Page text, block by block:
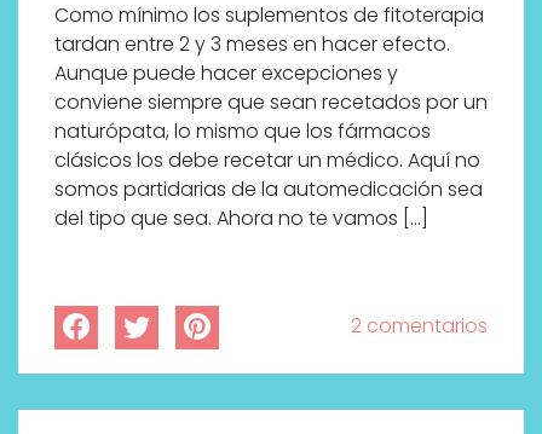
Como mínimo los suplementos de fitoterapia
tardan entre 2 y 3 meses en hacer efecto.
Aunque puede hacer excepciones y
conviene siempre que sean recetados por un
naturópata, lo mismo que los fármacos
clásicos los debe recetar un médico. Aquí no
somos partidarias de la automedicación sea
del tipo que sea. Ahora no te vamos […]
2 comentarios